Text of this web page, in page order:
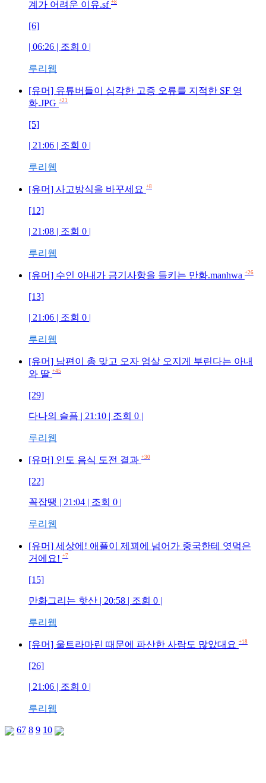
계가 어려운 이유.sf +8
[6]
| 06:26 | 조회 0 |
루리웹
[유머] 유튜버들이 심각한 고증 오류를 지적한 SF 영
화.JPG +21
[5]
| 21:06 | 조회 0 |
루리웹
[유머] 사고방식을 바꾸세요 +8
[12]
| 21:08 | 조회 0 |
루리웹
[유머] 수인 아내가 금기사항을 들키는 만화.manhwa +26
[13]
| 21:06 | 조회 0 |
루리웹
[유머] 남편이 총 맞고 오자 엄살 오지게 부린다는 아내
와 딸 +45
[29]
다나의 슬픔 | 21:10 | 조회 0 |
루리웹
[유머] 인도 음식 도전 결과 +30
[22]
꼭잡땡 | 21:04 | 조회 0 |
루리웹
[유머] 세상에! 애플이 제꾀에 넘어가 중국한테 엿먹은
거에요! +7
[15]
만화그리는 핫산 | 20:58 | 조회 0 |
루리웹
[유머] 울트라마린 때문에 파산한 사람도 많았대요 +18
[26]
| 21:06 | 조회 0 |
루리웹
67 8 9 10